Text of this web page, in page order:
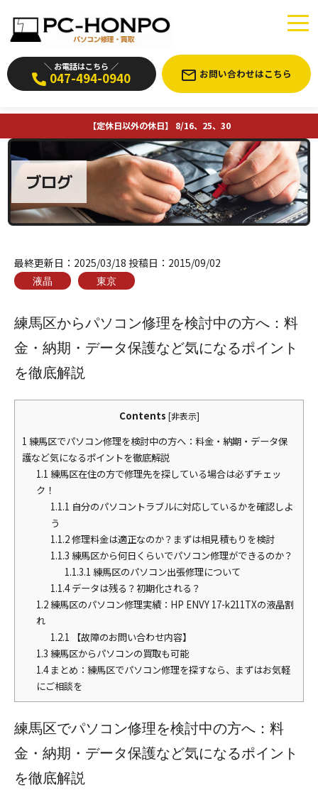
＼ お電話はこちら ／
047-494-0940 お問い合わせはこちら
【定休日以外の休日】 8/16、25、30
ブログ
最終更新日： 2025/03/18 投稿日： 2015/09/02
液晶 東京
練馬区からパソコン修理を検討中の方へ：料
金・納期・データ保護など気になるポイント
を徹底解説
Contents [非表示]
1 練馬区でパソコン修理を検討中の方へ：料金・納期・データ保
護など気になるポイントを徹底解説
1.1 練馬区在住の方で修理先を探している場合は必ずチェッ
ク！
1.1.1 自分のパソコントラブルに対応しているかを確認しよ
う
1.1.2修理料金は適正なのか？まずは相見積もりを検討
1.1.3 練馬区から何日くらいでパソコン修理ができるのか？
1.1.3.1 練馬区のパソコン出張修理について
1.1.4データは残る？初期化される？
1.2練馬区のパソコン修理実績：HP ENVY 17-k211TXの液晶割
れ
1.2.1 【故障のお問い合わせ内容】
1.3 練馬区からパソコンの買取も可能
1.4まとめ：練馬区でパソコン修理を探すなら、まずはお気軽
にご相談を
練馬区でパソコン修理を検討中の方へ：料
金・納期・データ保護など気になるポイント
を徹底解説